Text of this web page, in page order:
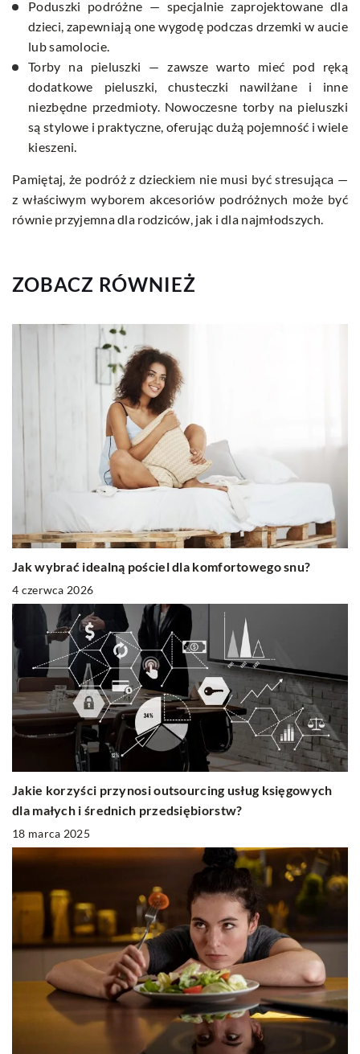
Poduszki podróżne — specjalnie zaprojektowane dla
dzieci, zapewniają one wygodę podczas drzemki w aucie
lub samolocie.
Torby na pieluszki — zawsze warto mieć pod ręką
dodatkowe pieluszki, chusteczki nawilżane i inne
niezbędne przedmioty. Nowoczesne torby na pieluszki
są stylowe i praktyczne, oferując dużą pojemność i wiele
kieszeni.
Pamiętaj, że podróż z dzieckiem nie musi być stresująca —
z właściwym wyborem akcesoriów podróżnych może być
równie przyjemna dla rodziców, jak i dla najmłodszych.
ZOBACZ RÓWNIEŻ
Jak wybrać idealną pościel dla komfortowego snu?
4 czerwca 2026
Jakie korzyści przynosi outsourcing usług księgowych
dla małych i średnich przedsiębiorstw?
18 marca 2025